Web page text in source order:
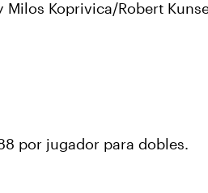
Koprivica/Robert
por jugador para dobles.